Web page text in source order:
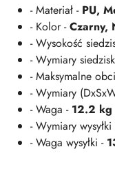
- Materiał - PU,
- Kolor -Czarny,
- Wysokość
- Wymiary
- Maksymalne
- Wymiary
- Waga - 12.2 kg
- Wymiary
- Waga wysyłki -